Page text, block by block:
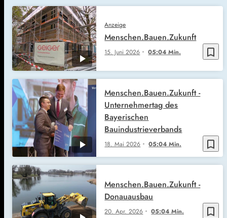
bookmark_border
Anzeige
15. Juni 2026 05:04 Min.
Menschen.Bauen.Zukunft
bookmark_border
18. Mai 2026 05:04 Min.
Menschen.Bauen.Zukunft -
Unternehmertag des
Bayerischen
Bauindustrieverbands
bookmark_border
20. Apr. 2026 05:04 Min.
Menschen.Bauen.Zukunft -
Donauausbau